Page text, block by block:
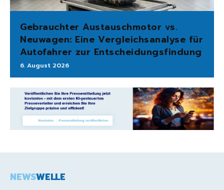
Gebrauchter Austauschmotor vs.
Neuwagen: Eine Vergleichsanalyse für
Autofahrer zur Entscheidungsfindung
6. August 2026
NEWSWELLE